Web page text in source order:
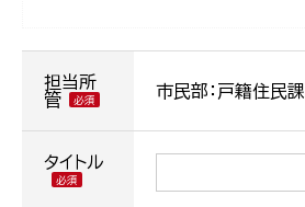
担当所
管
市民部：戸籍住民課
タイトル